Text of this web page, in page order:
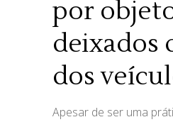
por
deixados
dos
Apesar de ser uma